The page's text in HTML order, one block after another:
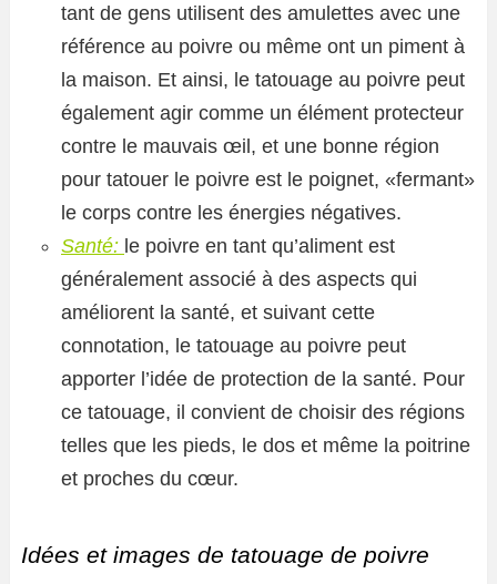
tant de gens utilisent des amulettes avec une
référence au poivre ou même ont un piment à
la maison. Et ainsi, le tatouage au poivre peut
également agir comme un élément protecteur
contre le mauvais œil, et une bonne région
pour tatouer le poivre est le poignet, «fermant»
le corps contre les énergies négatives.
Santé: le poivre en tant qu’aliment est
généralement associé à des aspects qui
améliorent la santé, et suivant cette
connotation, le tatouage au poivre peut
apporter l’idée de protection de la santé. Pour
ce tatouage, il convient de choisir des régions
telles que les pieds, le dos et même la poitrine
et proches du cœur.
Idées et images de tatouage de poivre